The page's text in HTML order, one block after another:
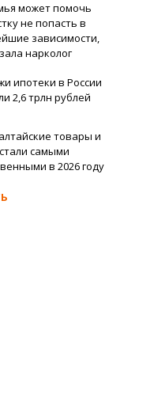
может помочь
не попасть в
зависимости,
нарколог
ипотеки в России
2,6 трлн рублей
товары и
самыми
в 2026 году